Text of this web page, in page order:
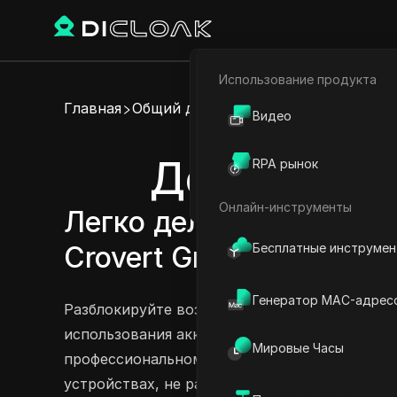
Электронная коммерция
Использование продукта
Видео
RPA рынок
Онлайн-инструменты
Бесплатные
Генератор MAC-
Мировые Часы
Главная Общий доступ к аккаунту
Делитесь
Легко делитесь
Crovert Growth и
Разблокируйте возможности Crovert с
использования аккаунта! Независимо от
профессиональном плане, вы можете легко
устройствах, не раскрывая свои учетные